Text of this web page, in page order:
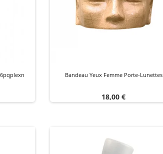
Bandeau Yeux Femme Porte-Lunettes
Preis
18,00 €